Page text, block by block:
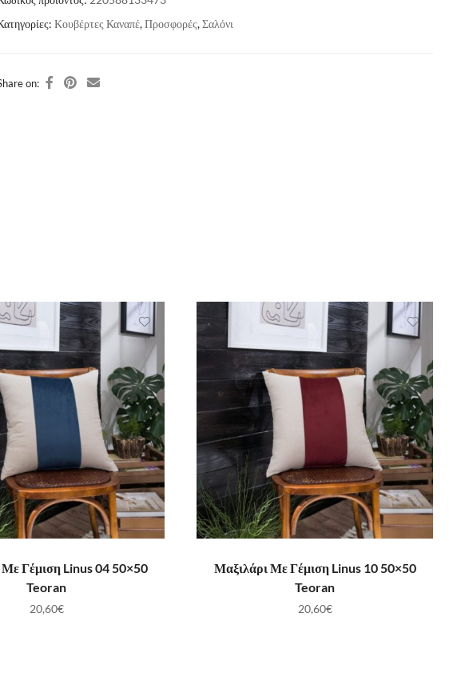
Κουβέρτες Καναπέ,Προσφορές,Σαλόνι
on:
ΣΤΟ ΚΑΛΆΘΙ
Γέμιση Linus 04 50×50
Teoran
20,60€
ΠΡΟΣΘΉΚΗ ΣΤΟ ΚΑΛΆΘΙ
Μαξιλάρι Με Γέμιση Linus 10 50×50
Teoran
20,60€